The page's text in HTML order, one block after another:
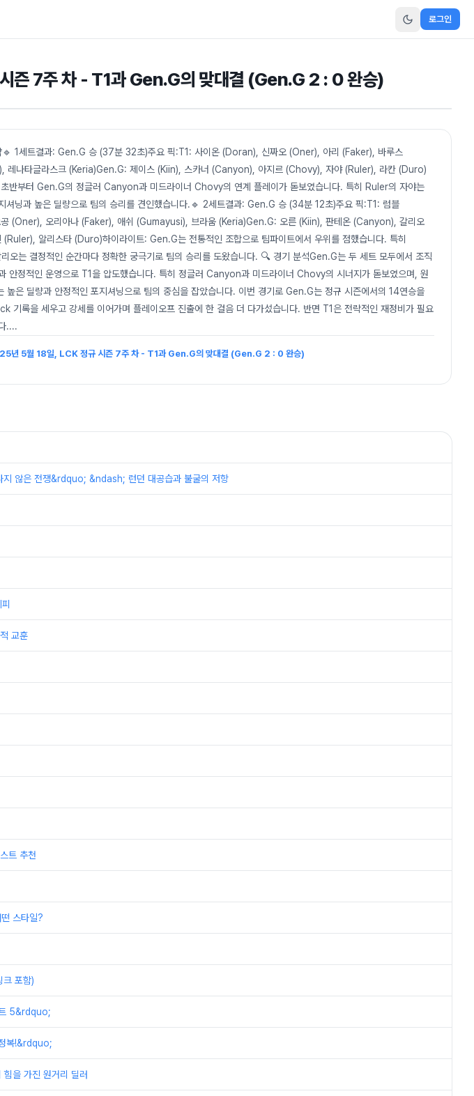
로그인
즌 7주 차 - T1과 Gen.G의 맞대결 (Gen.G 2 : 0 완승)
🔹 1세트결과: Gen.G 승 (37분 32초)주요 픽:T1: 사이온 (Doran), 신짜오 (Oner), 아리 (Faker), 바루스
레나타글라스크 (Keria)Gen.G: 제이스 (Kiin), 스카너 (Canyon), 아지르 (Chovy), 자야 (Ruler), 라칸 (Duro)
반부터 Gen.G의 정글러 Canyon과 미드라이너 Chovy의 연계 플레이가 돋보였습니다. 특히 Ruler의 자야는
셔닝과 높은 딜량으로 팀의 승리를 견인했습니다.🔹 2세트결과: Gen.G 승 (34분 12초)주요 픽:T1: 럼블
(Oner), 오리아나 (Faker), 애쉬 (Gumayusi), 브라움 (Keria)Gen.G: 오른 (Kiin), 판테온 (Canyon), 갈리오
알리스타 (Duro)하이라이트: Gen.G는 전통적인 조합으로 팀파이트에서 우위를 점했습니다. 특히
오는 결정적인 순간마다 정확한 궁극기로 팀의 승리를 도왔습니다. 🔍 경기 분석Gen.G는 두 세트 모두에서 조직
안정적인 운영으로 T1을 압도했습니다. 특히 정글러 Canyon과 미드라이너 Chovy의 시너지가 돋보였으며, 원
높은 딜량과 안정적인 포지셔닝으로 팀의 중심을 잡았습니다. 이번 경기로 Gen.G는 정규 시즌에서의 14연승을
기록을 세우고 강세를 이어가며 플레이오프 진출에 한 걸음 더 다가섰습니다. 반면 T1은 전략적인 재정비가 필요
....
년 5월 18일, LCK 정규 시즌 7주 차 - T1과 Gen.G의 맞대결 (Gen.G 2 : 0 완승)
않은 전쟁&rdquo; &ndash; 런던 대공습과 불굴의 저항
교훈
트 추천
스타일?
포함)
5&rdquo;
복!&rdquo;
을 가진 원거리 딜러